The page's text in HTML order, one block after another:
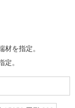
を指定。
。